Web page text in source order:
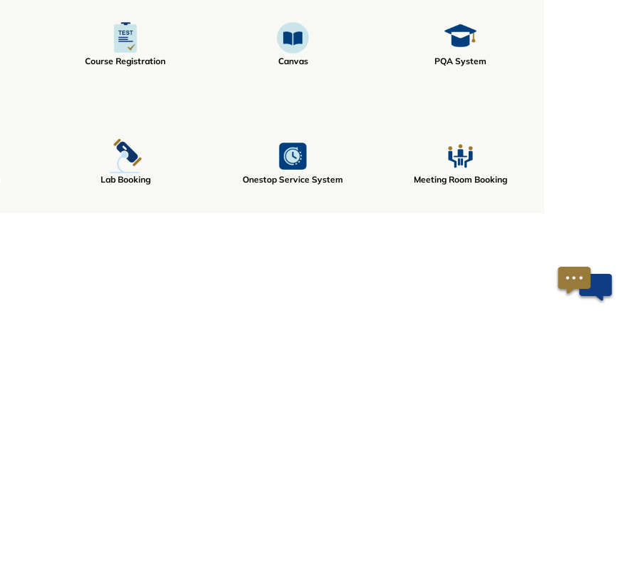
Course Registration Canvas PQA System
Lab Booking Onestop Service System Meeting Room Booking